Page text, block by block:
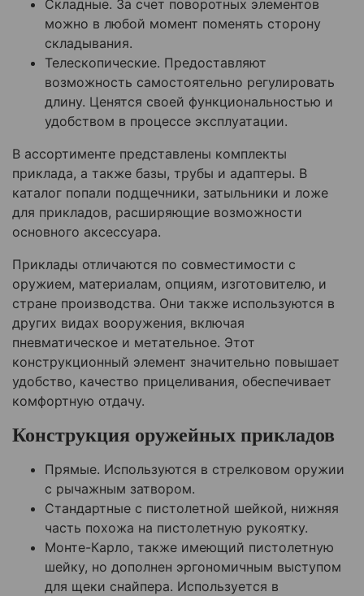
Складные. За счет поворотных элементов
можно в любой момент поменять сторону
складывания.
Телескопические. Предоставляют
возможность самостоятельно регулировать
длину. Ценятся своей функциональностью и
удобством в процессе эксплуатации.
В ассортименте представлены комплекты
приклада, а также базы, трубы и адаптеры. В
каталог попали подщечники, затыльники и ложе
для прикладов, расширяющие возможности
основного аксессуара.
Приклады отличаются по совместимости с
оружием, материалам, опциям, изготовителю, и
стране производства. Они также используются в
других видах вооружения, включая
пневматическое и метательное. Этот
конструкционный элемент значительно повышает
удобство, качество прицеливания, обеспечивает
комфортную отдачу.
Конструкция оружейных прикладов
Прямые. Используются в стрелковом оружии
с рычажным затвором.
Стандартные с пистолетной шейкой, нижняя
часть похожа на пистолетную рукоятку.
Монте-Карло, также имеющий пистолетную
шейку, но дополнен эргономичным выступом
для щеки снайпера. Используется в